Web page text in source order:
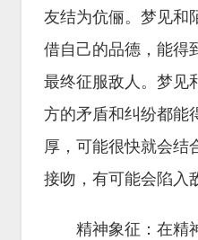
友结为伉俪。梦见和
借自己的品德，能得
最终征服敌人。梦见
方的矛盾和纠纷都能
厚，可能很快就会结
接吻，有可能会陷入
精神象征：在精